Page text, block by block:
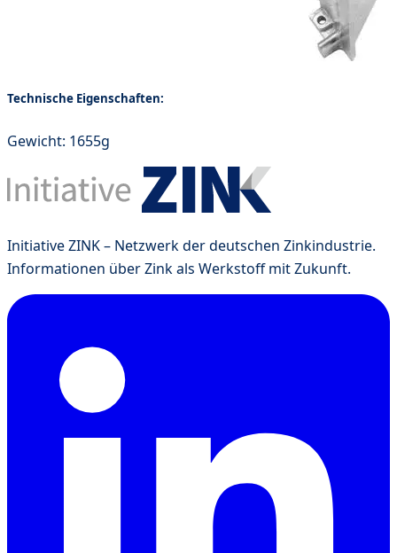
Technische Eigenschaften:
Gewicht: 1655g
Initiative ZINK – Netzwerk der deutschen Zinkindustrie.
Informationen über Zink als Werkstoff mit Zukunft.